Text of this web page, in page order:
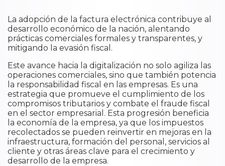
La adopción de la factura electrónica contribuye al
desarrollo económico de la nación, alentando
prácticas comerciales formales y transparentes, y
mitigando la evasión fiscal.
Este avance hacia la digitalización no solo agiliza las
operaciones comerciales, sino que también potencia
la responsabilidad fiscal en las empresas. Es una
estrategia que promueve el cumplimiento de los
compromisos tributarios y combate el fraude fiscal
en el sector empresarial. Esta progresión beneficia
la economía de la empresa, ya que los impuestos
recolectados se pueden reinvertir en mejoras en la
infraestructura, formación del personal, servicios al
cliente y otras áreas clave para el crecimiento y
desarrollo de la empresa.